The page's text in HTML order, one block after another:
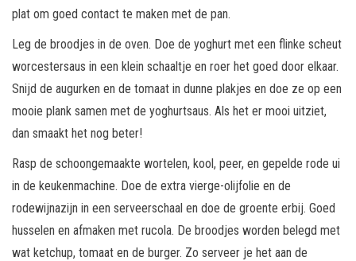
plat om goed contact te maken met de pan.
Leg de broodjes in de oven. Doe de yoghurt met een flinke scheut
worcestersaus in een klein schaaltje en roer het goed door elkaar.
Snijd de augurken en de tomaat in dunne plakjes en doe ze op een
mooie plank samen met de yoghurtsaus. Als het er mooi uitziet,
dan smaakt het nog beter!
Rasp de schoongemaakte wortelen, kool, peer, en gepelde rode ui
in de keukenmachine. Doe de extra vierge-olijfolie en de
rodewijnazijn in een serveerschaal en doe de groente erbij. Goed
husselen en afmaken met rucola. De broodjes worden belegd met
wat ketchup, tomaat en de burger. Zo serveer je het aan de